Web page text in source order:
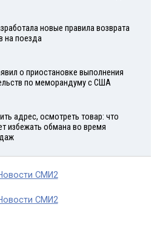
новые правила возврата
на поезда
о приостановке выполнения
по меморандуму с США
адрес, осмотреть товар: что
избежать обмана во время
СМИ2
СМИ2